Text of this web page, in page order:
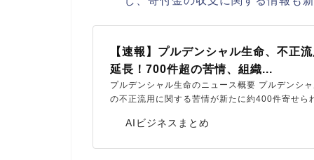
AIビジネスまとめ
【速報】プルデンシャル生命、不正
延長！700件超の苦情、組織...
プルデンシャル生命のニュース概要 プルデンシ
の不正流用に関する苦情が新たに約400件寄せら